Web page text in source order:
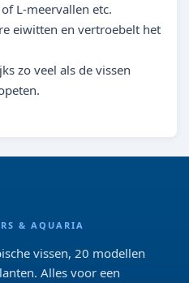
L-meervallen etc.
eiwitten en vertroebelt het
zo veel als de vissen
& AQUARIA
vissen, 20 modellen
Alles voor een